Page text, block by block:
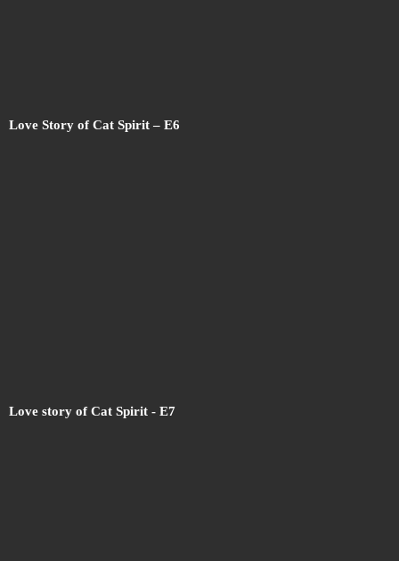
Love Story of Cat Spirit – E6
Love story of Cat Spirit - E7